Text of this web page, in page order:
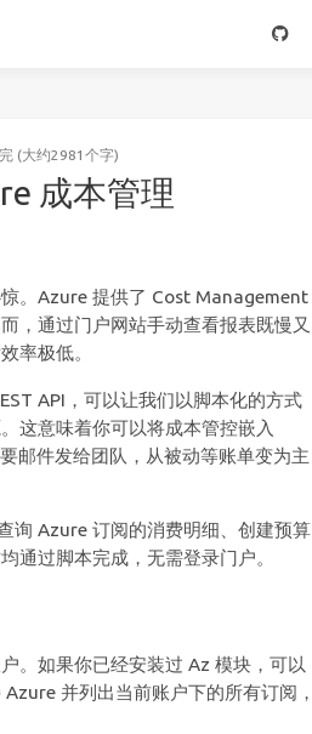
(大约2981个字)
成本管理
。Azure 提供了 Cost Management
，通过门户网站手动查看报表既慢又
率极低。
API，可以让我们以脚本化的方式
这意味着你可以将成本管控嵌入
邮件发给团队，从被动等账单变为主
询 Azure 订阅的消费明细、创建预算
通过脚本完成，无需登录门户。
。如果你已经安装过 Az 模块，可以
并列出当前账户下的所有订阅，